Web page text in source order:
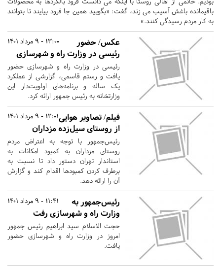
باقیمانده باغش آسیب می زند، گفت: «بگویید همین جا فرود بیایند تا بتوانند
به کار مردم رسیدگی کنند.»
13:00 - 9 مرداد 1401
عکس/ حضور
رئیسی در وزارت راه و شهرسازی
رئیسی در وزارت راه و شهرسازی حضور
یافت و رستم قاسمی، گزارشی از عملکرد
یک ساله و برنامه‌های اولویت‌دار این
وزارتخانه به رئیس جمهور ارائه کرد.
12:01 - 9 مرداد 1401فیلم/ تصاویر هوایی
از روستای سیل‌زده مزداران
رئیس‌جمهور با توجه به اعتراض مردم
روستای مزداران به کمبود امکانات به
استاندار تهران دستور داد تا نسبت به
برطرف کردن کمبودها اقدام کند و گزارش
آن را ارائه دهد.
11:41 - 9 مرداد 1401
رئیس‌جمهور به
وزارت راه و شهرسازی رفت
حجت الاسلام سید ابراهیم رئیس جمهور
امروز در وزارت راه و شهرسازی حضور
یافت.